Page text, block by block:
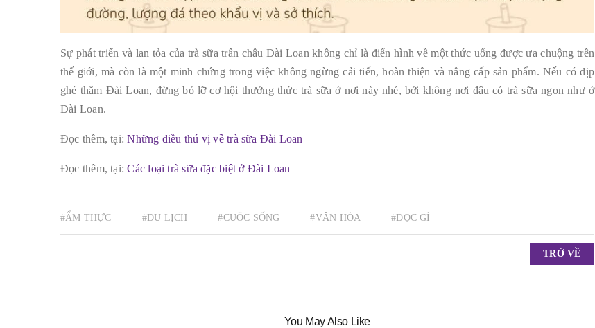
Sự phát triển và lan tỏa của trà sữa trân châu Đài Loan không chỉ là điển hình về một thức uống được ưa chuộng trên
thế giới, mà còn là một minh chứng trong việc không ngừng cải tiến, hoàn thiện và nâng cấp sản phẩm. Nếu có dịp
ghé thăm Đài Loan, đừng bỏ lỡ cơ hội thưởng thức trà sữa ở nơi này nhé, bởi không nơi đâu có trà sữa ngon như ở
Đài Loan.
Đọc thêm, tại:Những điều thú vị về trà sữa Đài Loan
Đọc thêm, tại:Các loại trà sữa đặc biệt ở Đài Loan
#ẨM THỰC #DU LỊCH #CUỘC SỐNG #VĂN HÓA #ĐỌC GÌ
TRỞ VỀ
You May Also Like